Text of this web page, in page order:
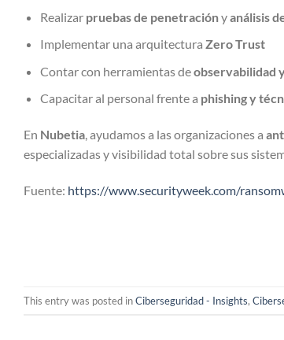
Realizar pruebas de penetraciónyanálisis
Implementar una arquitectura Zero Trust
Contar con herramientas deobservabilidad
Capacitar al personal frente a phishing y
En Nubetia, ayudamos a las organizaciones a
especializadas y visibilidad total sobre sus
Fuente: https://www.securityweek.com/
This entry was posted inCiberseguridad - Insights,